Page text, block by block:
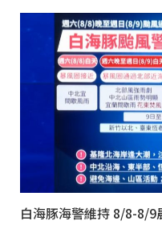
白海豚海警維持 8/8-8/9